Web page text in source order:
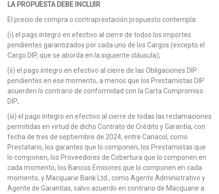
LA PROPUESTA DEBE INCLUIR
El precio de compra o contraprestación propuesto contempla:
(i) el pago íntegro en efectivo al cierre de todos los importes
pendientes garantizados por cada uno de los Cargos (excepto el
Cargo DIP, que se aborda en la siguiente cláusula);
(ii) el pago íntegro en efectivo al cierre de las Obligaciones DIP
pendientes en ese momento, a menos que los Prestamistas DIP
acuerden lo contrario de conformidad con la Carta Compromiso
DIP;
(iii) el pago íntegro en efectivo al cierre de todas las reclamaciones
permitidas en virtud de dicho Contrato de Crédito y Garantía, con
fecha de tres de septiembre de 2024, entre Canacol, como
Prestatario, los garantes que lo componen, los Prestamistas que
lo componen, los Proveedores de Cobertura que lo componen en
cada momento, los Bancos Emisores que lo componen en cada
momento, y Macquarie Bank Ltd., como Agente Administrativo y
Agente de Garantías, salvo acuerdo en contrario de Macquarie a